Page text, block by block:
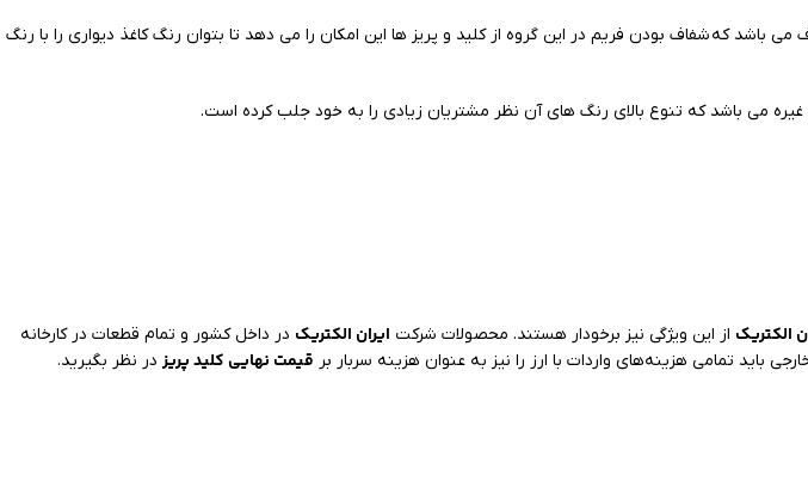
شفاف می باشد که شفاف بودن فریم در این گروه از کلید و پریز ها این امکان را می دهد تا بتوان رنگ کاغذ دیواری را با رنگ
الکتریک از این ویژگی نیز برخودار هستند. محصولات شرکت ایران الکتریک در داخل کشور و تمام قطعات در کارخانه
باید تمامی هزینه‌های واردات با ارز را نیز به عنوان هزینه سربار بر قیمت نهایی کلید پریز در نظر بگیرید.